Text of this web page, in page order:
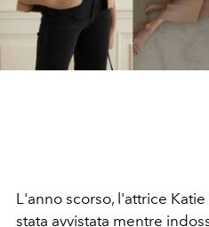
L'anno scorso, l'attrice
stata avvistata mentre